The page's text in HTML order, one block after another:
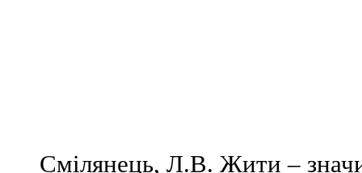
Смілянець, Л.В. Жити –